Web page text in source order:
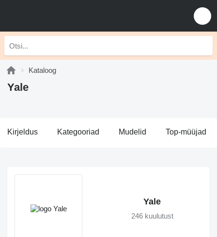
Kataloog
Yale
Kirjeldus Kategooriad Mudelid Top-müüjad
Yale
246 kuulutust